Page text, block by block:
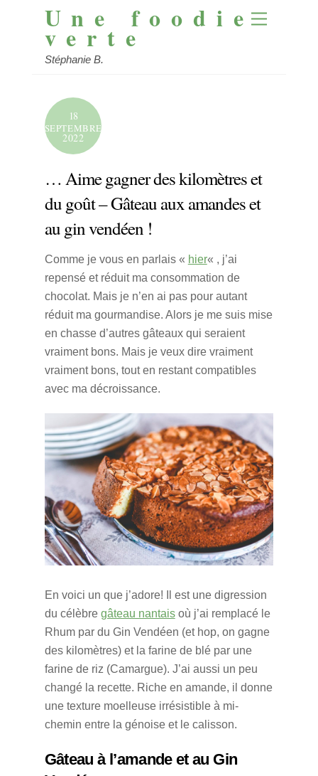
Menu
Une foodie
verte
Stéphanie B.
18
SEPTEMBRE
2022
… Aime gagner des kilomètres et
du goût – Gâteau aux amandes et
au gin vendéen !
Comme je vous en parlais « hier« , j’ai
repensé et réduit ma consommation de
chocolat. Mais je n’en ai pas pour autant
réduit ma gourmandise. Alors je me suis mise
en chasse d’autres gâteaux qui seraient
vraiment bons. Mais je veux dire vraiment
vraiment bons, tout en restant compatibles
avec ma décroissance.
En voici un que j’adore! Il est une digression
du célèbre gâteau nantaisoù j’ai remplacé le
Rhum par du Gin Vendéen (et hop, on gagne
des kilomètres) et la farine de blé par une
farine de riz (Camargue). J’ai aussi un peu
changé la recette. Riche en amande, il donne
une texture moelleuse irrésistible à mi-
chemin entre la génoise et le calisson.
Gâteau à l’amande et au Gin